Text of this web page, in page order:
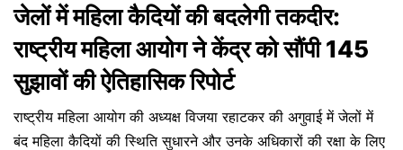
जेलों में महिला कैदियों की बदलेगी तकदीर:
राष्ट्रीय महिला आयोग ने केंद्र को सौंपी 145
सुझावों की ऐतिहासिक रिपोर्ट
राष्ट्रीय महिला आयोग की अध्यक्ष विजया रहाटकर की अगुवाई में जेलों में
बंद महिला कैदियों की स्थिति सुधारने और उनके अधिकारों की रक्षा के लिए